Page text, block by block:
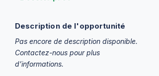
Description de l'opportunité
Pas encore de description disponible.
Contactez-nous pour plus
d’informations.